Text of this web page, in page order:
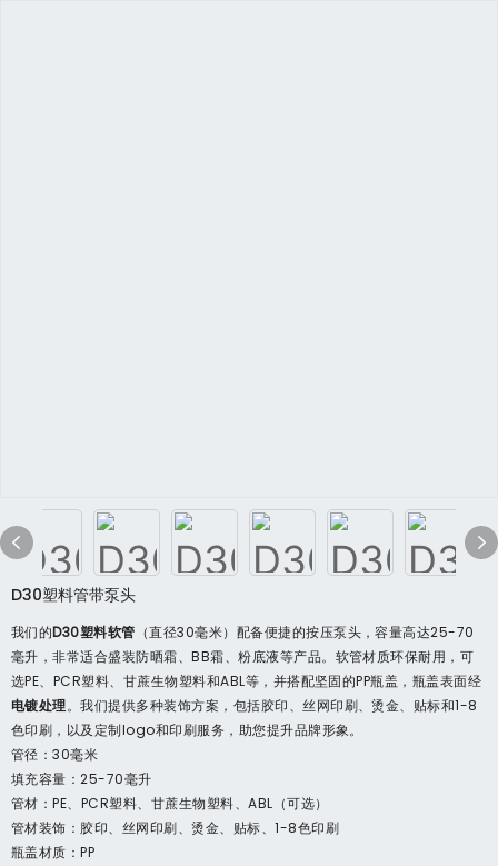
D30塑料管带泵头
我们的D30塑料软管 （直径30毫米）配备便捷的按压泵头，容量​​高达25-70
毫升，非常适合盛装防晒霜、BB霜、粉底液等产品。软管材质环保耐用，可
选PE、PCR塑料、甘蔗生物塑料和ABL等，并搭配坚固的PP瓶盖，瓶盖表面经
电镀处理。我们提供多种装饰方案，包括胶印、丝网印刷、烫金、贴标和1-8
色印刷，以及定制logo和印刷服务，助您提升品牌形象。
管径：30毫米
填充容量：25-70毫升
管材：PE、PCR塑料、甘蔗生物塑料、ABL（可选）
管材装饰：胶印、丝网印刷、烫金、贴标、1-8色印刷
瓶盖材质：PP